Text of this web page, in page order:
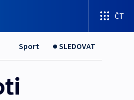
ČT
Sport SLEDOVAT